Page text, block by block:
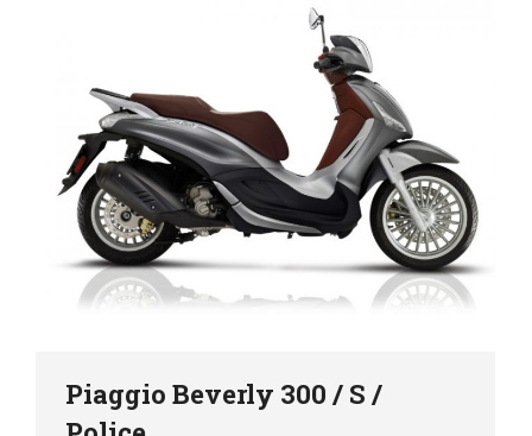
Piaggio Beverly 300 / S /